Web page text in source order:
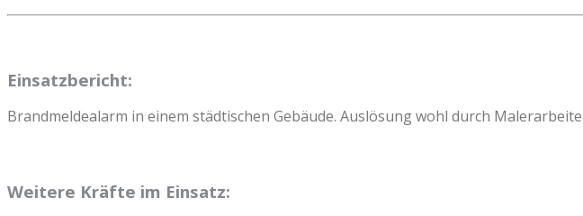
Einsatzbericht:
Brandmeldealarm in einem städtischen Gebäude. Auslösung wohl durch
Weitere Kräfte im Einsatz: